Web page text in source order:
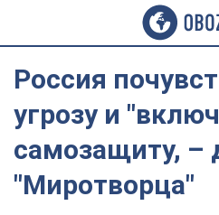
Россия
угрозу и
самозащиту, –
"Миротворца"